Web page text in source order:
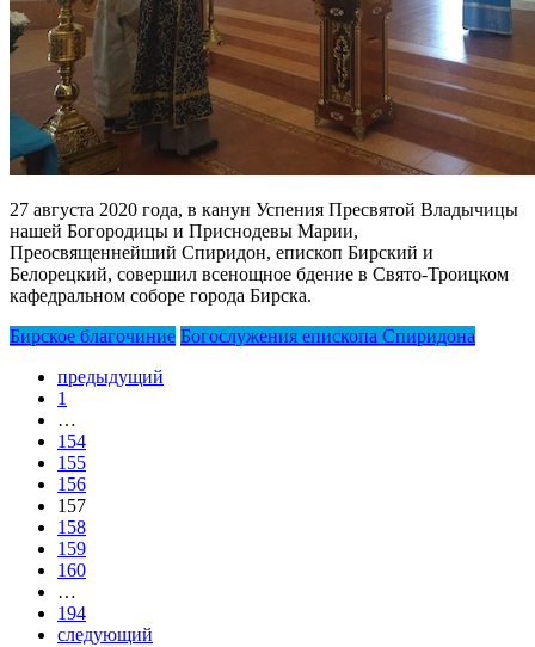
27 августа 2020 года, в канун Успения Пресвятой Владычицы
нашей Богородицы и Приснодевы Марии,
Преосвященнейший Спиридон, епископ Бирский и
Белорецкий, совершил всенощное бдение в Свято-Троицком
кафедральном соборе города Бирска.
Бирское благочиние Богослужения епископа Спиридона
Posts
navigation
предыдущий
1
…
154
155
156
157
158
159
160
…
194
следующий